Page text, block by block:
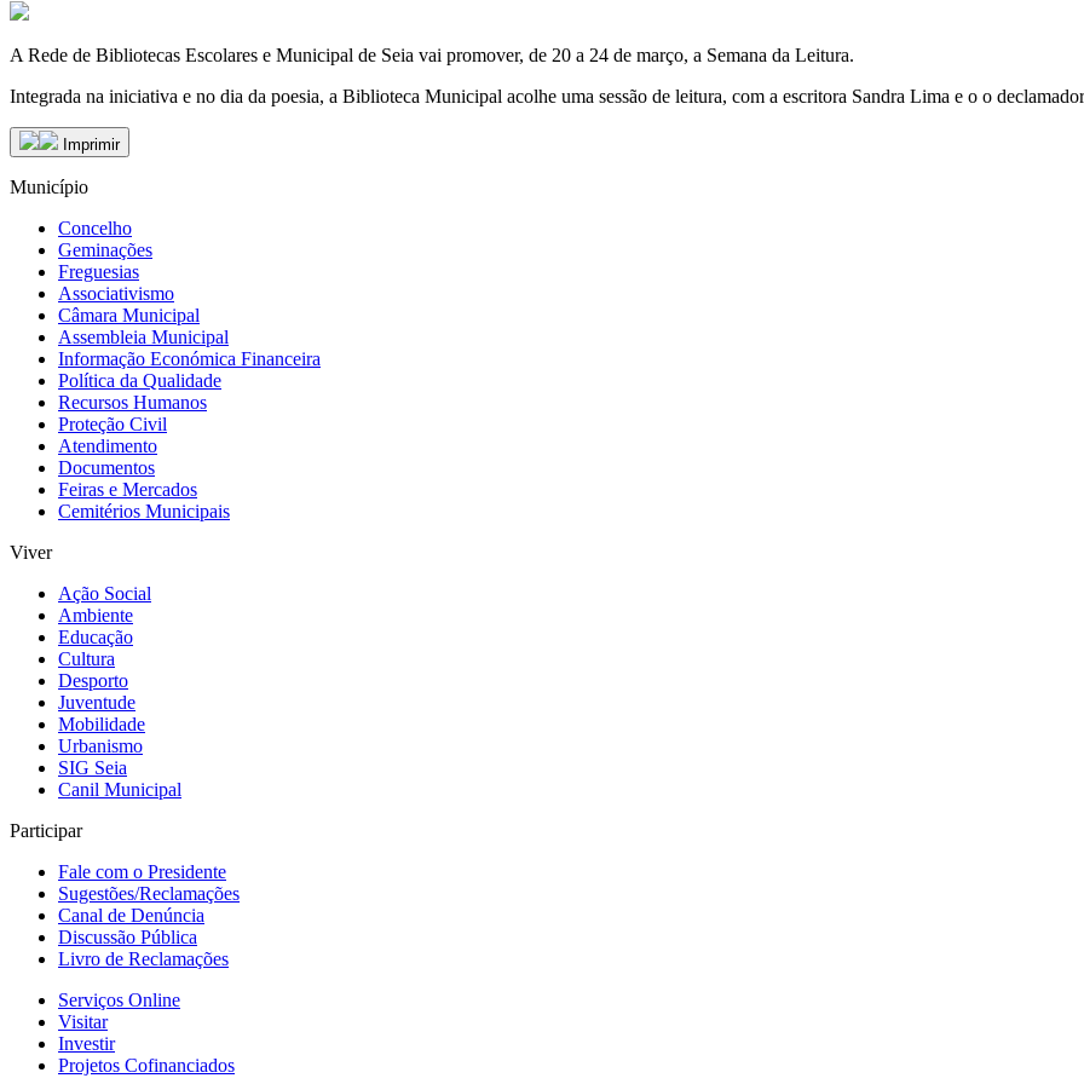
A Rede de Bibliotecas Escolares e Municipal de Seia vai promover, de 20 a 24 de março, a Semana da Leitura.
Integrada na iniciativa e no dia da poesia, a Biblioteca Municipal acolhe uma sessão de leitura, com a escritora Sandra Lima e o o
Imprimir
Município
Concelho
Geminações
Freguesias
Associativismo
Câmara Municipal
Assembleia Municipal
Informação Económica Financeira
Política da Qualidade
Recursos Humanos
Proteção Civil
Atendimento
Documentos
Feiras e Mercados
Cemitérios Municipais
Viver
Ação Social
Ambiente
Educação
Cultura
Desporto
Juventude
Mobilidade
Urbanismo
SIG Seia
Canil Municipal
Participar
Fale com o Presidente
Sugestões/Reclamações
Canal de Denúncia
Discussão Pública
Livro de Reclamações
Serviços Online
Visitar
Investir
Projetos Cofinanciados